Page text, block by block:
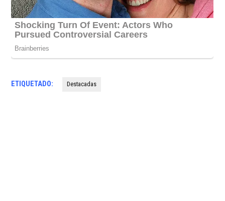
ETIQUETADO: Destacadas